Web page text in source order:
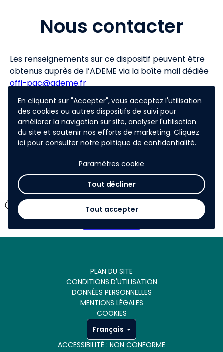
En cliquant sur "Accepter", vous acceptez l'utilisation
des cookies ou autres dispositifs de suivi pour
améliorer la navigation sur site, analyser l'utilisation
du site et soutenir nos efforts de marketing. Cliquez
ici pour consulter notre politique de confidentialité.
Paramètres cookie
Tout décliner
Tout accepter
Nous contacter
Les renseignements sur ce dispositif peuvent être
obtenus auprès de l’ADEME via la boîte mail dédiée
offi-pac@ademe.fr
Toutes les questions et réponses jugées utiles à une
meilleure compréhension du dispositif par les
potentiels candidats seront publiées sur la page
Questions/Réponses.
timer
26 jours restants
Participer
PLAN DU SITE
CONDITIONS D'UTILISATION
DONNÉES PERSONNELLES
MENTIONS LÉGALES
COOKIES
Français
ACCESSIBILITÉ : NON CONFORME